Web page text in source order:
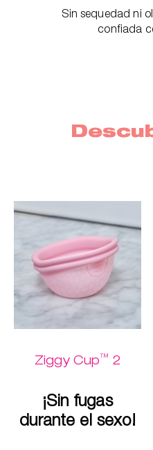
Sin sequedad ni
confiada
Ziggy Cup™ 2
¡Sin fugas
durante el sexo!